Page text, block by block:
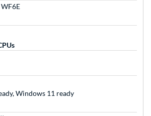
Windows 11 ready